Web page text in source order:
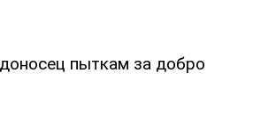
пыткам за добро